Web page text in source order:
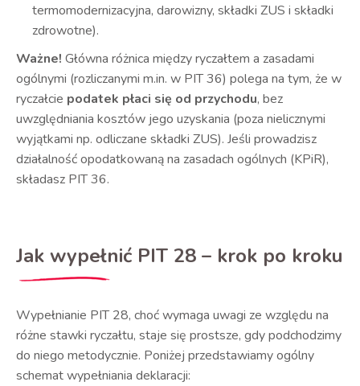
termomodernizacyjna, darowizny, składki ZUS i składki
zdrowotne).
Ważne! Główna różnica między ryczałtem a zasadami
ogólnymi (rozliczanymi m.in. w PIT 36) polega na tym, że w
ryczałcie podatek płaci się od przychodu, bez
uwzględniania kosztów jego uzyskania (poza nielicznymi
wyjątkami np. odliczane składki ZUS). Jeśli prowadzisz
działalność opodatkowaną na zasadach ogólnych (KPiR),
składasz PIT 36.
Jak wypełnić PIT 28 – krok po kroku
Wypełnianie PIT 28, choć wymaga uwagi ze względu na
różne stawki ryczałtu, staje się prostsze, gdy podchodzimy
do niego metodycznie. Poniżej przedstawiamy ogólny
schemat wypełniania deklaracji: